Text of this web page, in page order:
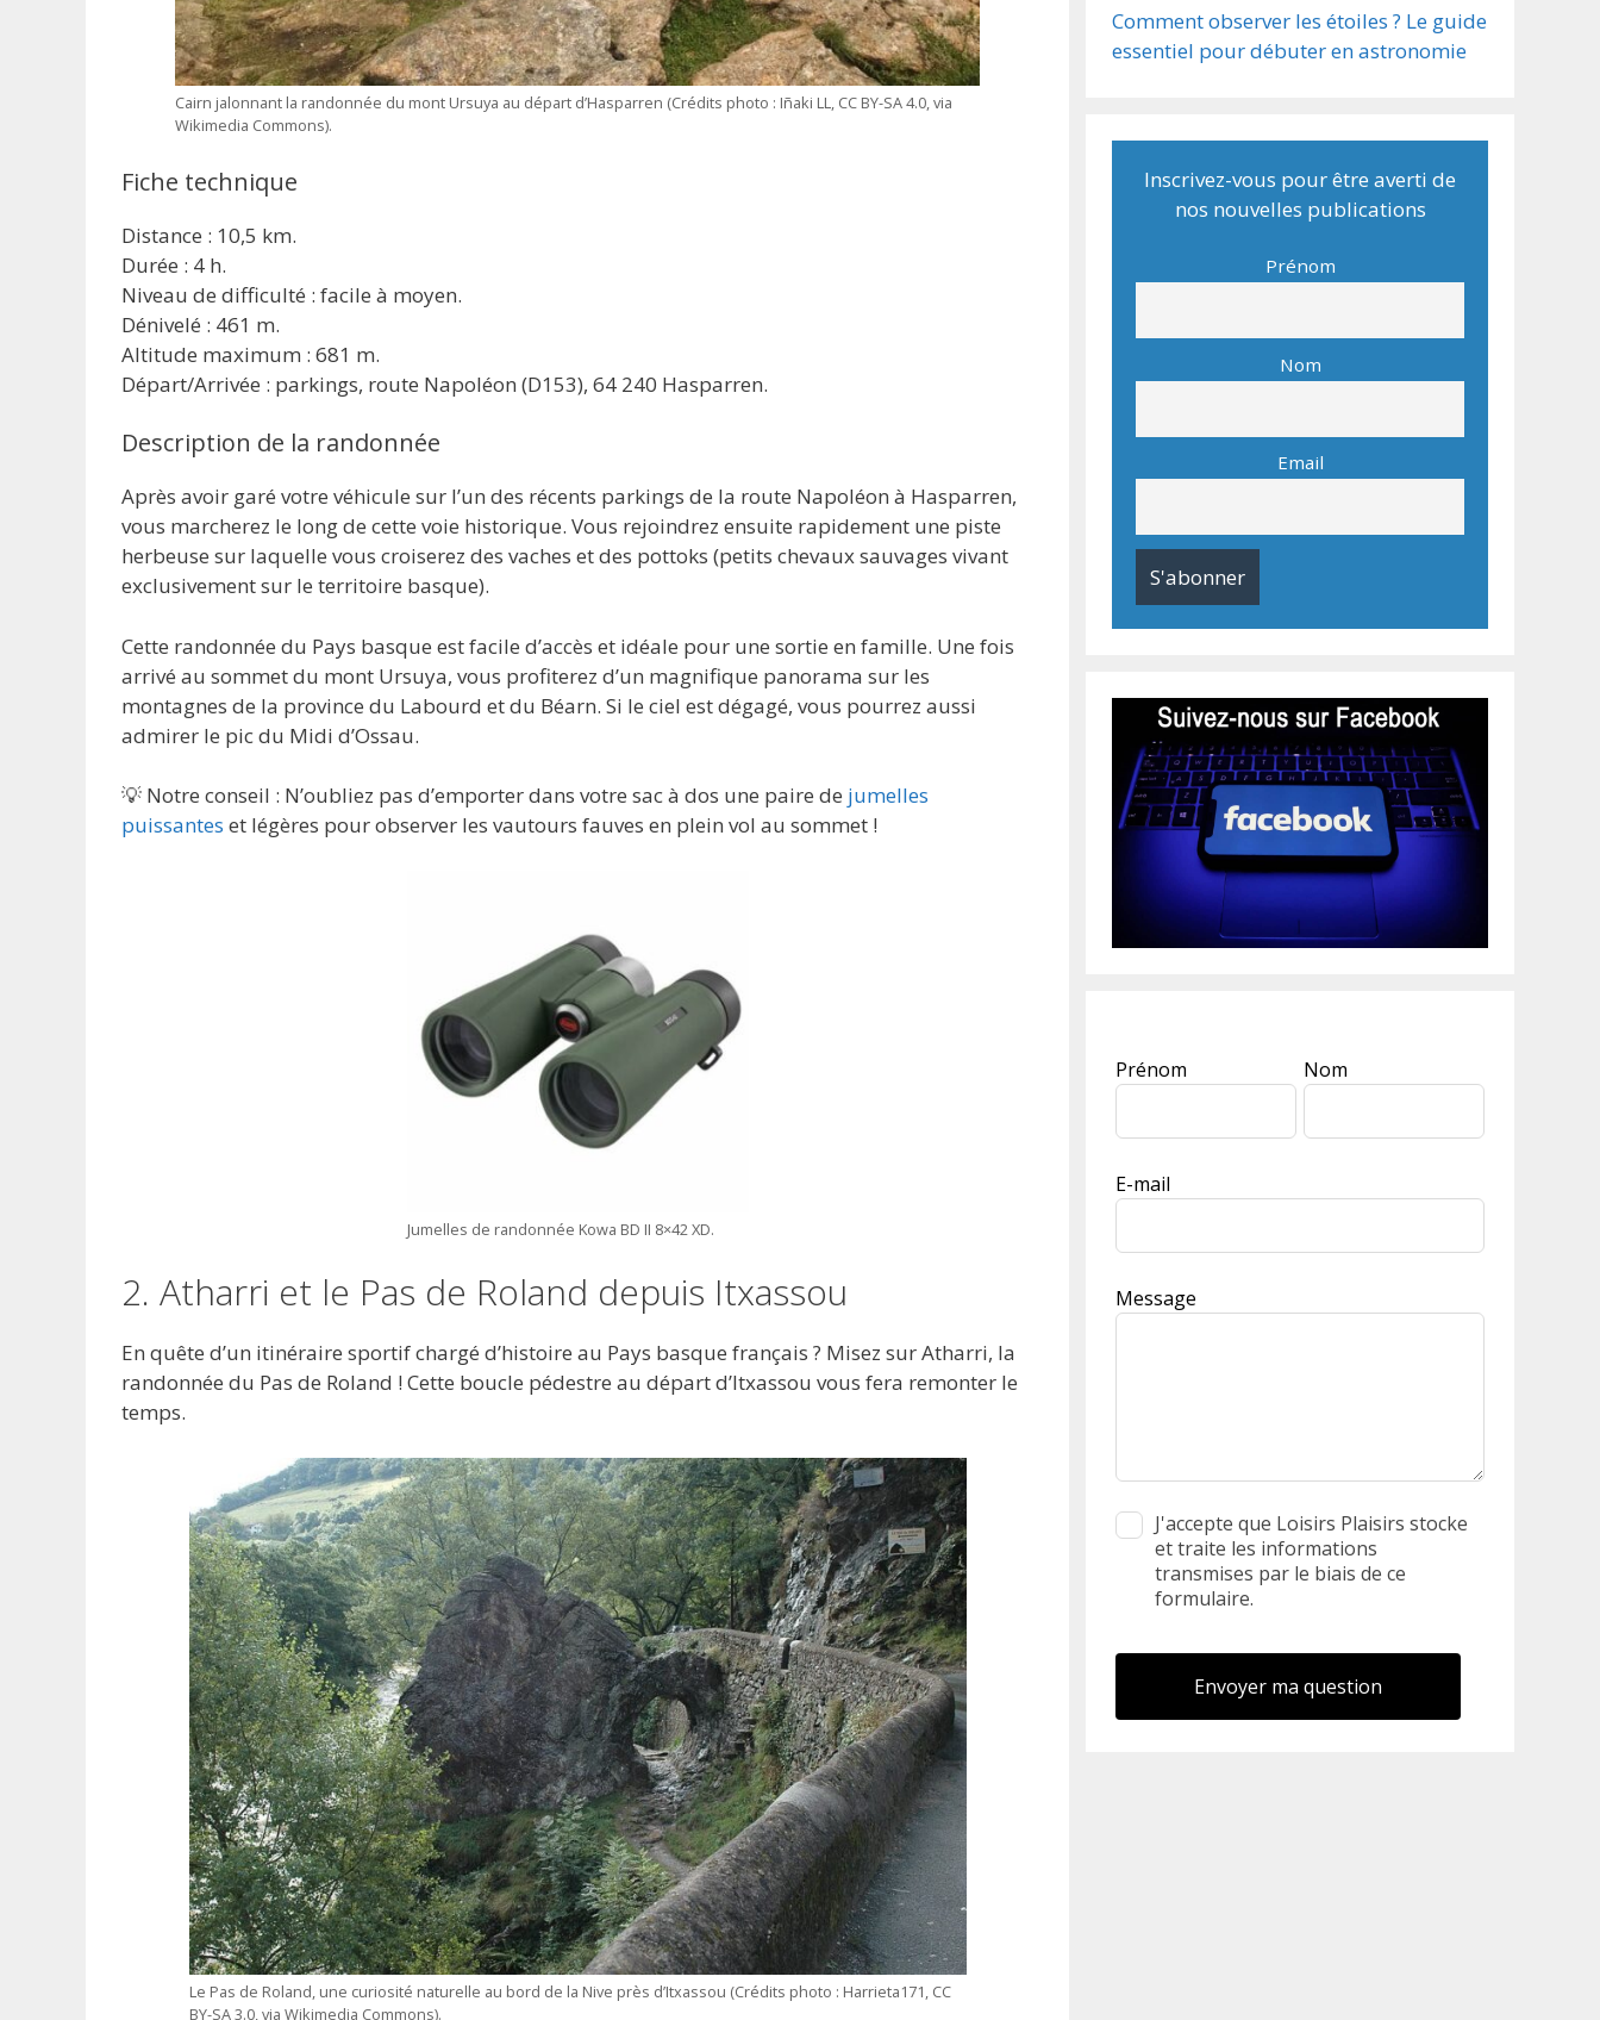
Cairn jalonnant la randonnée du mont Ursuya au départ d’Hasparren (Crédits photo : Iñaki LL, CC BY-SA 4.0, via
Wikimedia Commons).
Fiche technique
Distance : 10,5 km.
Durée : 4 h.
Niveau de difficulté : facile à moyen.
Dénivelé : 461 m.
Altitude maximum : 681 m.
Départ/Arrivée : parkings, route Napoléon (D153), 64 240 Hasparren.
Description de la randonnée
Après avoir garé votre véhicule sur l’un des récents parkings de la route Napoléon à Hasparren,
vous marcherez le long de cette voie historique. Vous rejoindrez ensuite rapidement une piste
herbeuse sur laquelle vous croiserez des vaches et des pottoks (petits chevaux sauvages vivant
exclusivement sur le territoire basque).
Cette randonnée du Pays basque est facile d’accès et idéale pour une sortie en famille. Une fois
arrivé au sommet du mont Ursuya, vous profiterez d’un magnifique panorama sur les
montagnes de la province du Labourd et du Béarn. Si le ciel est dégagé, vous pourrez aussi
admirer le pic du Midi d’Ossau.
💡 Notre conseil : N’oubliez pas d’emporter dans votre sac à dos une paire de jumelles
puissantes et légères pour observer les vautours fauves en plein vol au sommet !
Jumelles de randonnée Kowa BD II 8×42 XD.
2. Atharri et le Pas de Roland depuis Itxassou
En quête d’un itinéraire sportif chargé d’histoire au Pays basque français ? Misez sur Atharri, la
randonnée du Pas de Roland ! Cette boucle pédestre au départ d’Itxassou vous fera remonter le
temps.
Le Pas de Roland, une curiosité naturelle au bord de la Nive près d’Itxassou (Crédits photo : Harrieta171, CC
BY-SA 3.0, via Wikimedia Commons).
Comment observer les étoiles ? Le guide
essentiel pour débuter en astronomie
Inscrivez-vous pour être averti de
nos nouvelles publications
Prénom
Nom
Email
Leave
this
Prénom Nom
E-mail
Message
J'accepte que Loisirs Plaisirs stocke
et traite les informations
transmises par le biais de ce
formulaire.
Envoyer ma question